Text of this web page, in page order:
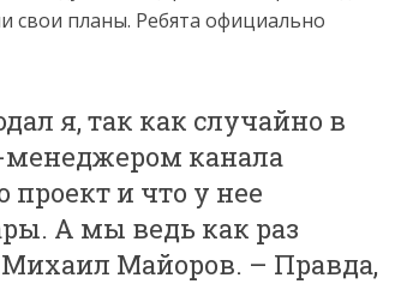
свои планы. Ребята официально
я, так как случайно в
менеджером канала
проект и что у нее
А мы ведь как раз
Майоров. – Правда,